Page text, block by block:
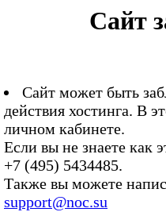
Сайт
Сайт может быть
действия хостинга. В
личном кабинете.
Если вы не знаете как
+7 (495) 5434485.
Также вы можете
support@noc.su